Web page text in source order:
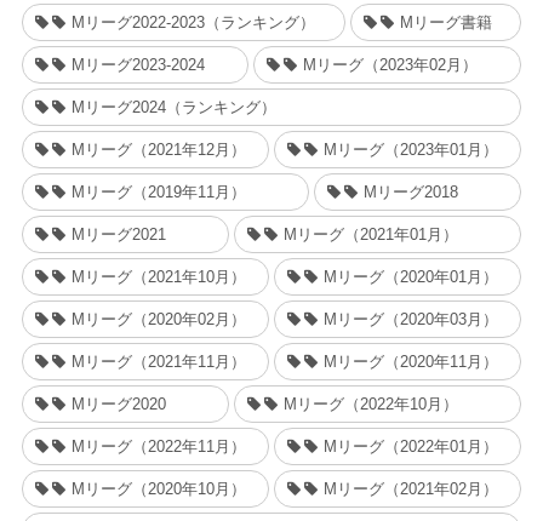
Mリーグ2022-2023（ランキング） Mリーグ書籍
Mリーグ2023-2024 Mリーグ（2023年02月）
Mリーグ2024（ランキング）
Mリーグ（2021年12月） Mリーグ（2023年01月）
Mリーグ（2019年11月） Mリーグ2018
Mリーグ2021 Mリーグ（2021年01月）
Mリーグ（2021年10月） Mリーグ（2020年01月）
Mリーグ（2020年02月） Mリーグ（2020年03月）
Mリーグ（2021年11月） Mリーグ（2020年11月）
Mリーグ2020 Mリーグ（2022年10月）
Mリーグ（2022年11月） Mリーグ（2022年01月）
Mリーグ（2020年10月） Mリーグ（2021年02月）